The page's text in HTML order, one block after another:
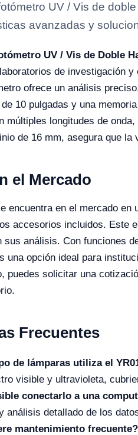
UV / Vis de
avanzadas y
UV / Vis de Doble
de investigación
ofrece un análisis
10 pulgadas y una
múltiples longitudes de
de 16 mm, asegura que
el Mercado
encuentra en el mercado en
accesorios incluidos. Este
sus análisis. Con funciones
una opción ideal para
puedes solicitar una
Frecuentes
de lámparas utiliza el
visible y ultravioleta,
conectarlo a una
análisis detallado de los
mantenimiento frecuente?